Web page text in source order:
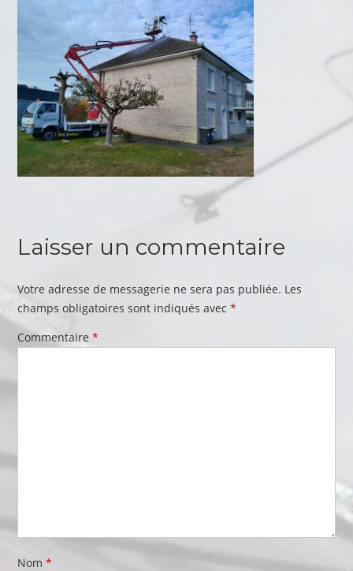
Laisser un commentaire
Votre adresse de messagerie ne sera pas publiée. Les
champs obligatoires sont indiqués avec*
Commentaire*
Nom*